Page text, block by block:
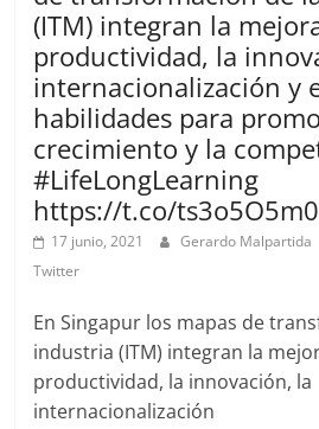
(ITM) integran la
productividad, la
internacionalización y
habilidades para
crecimiento y la
#LifeLongLearning
https://t.co/
17 junio, 2021 Gerardo Malpartida
Twitter
En Singapur los mapas de
industria (ITM) integran la
productividad, la innovación, la
internacionalización